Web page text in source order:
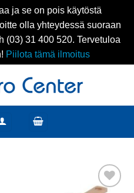
ja se on pois käytöstä
olla yhteydessä suoraan
(03) 31 400 520. Tervetuloa
Piilota tämä ilmoitus